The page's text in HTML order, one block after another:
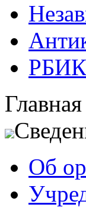
РБИК
Главная
Об